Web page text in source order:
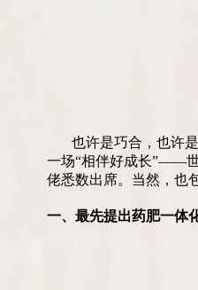
也许是巧合，也许
一场“相伴好成长”——
佬悉数出席。当然，也
一、最先提出药肥一体